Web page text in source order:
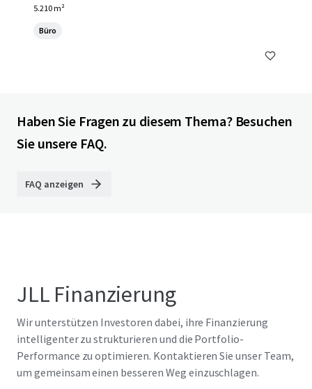
5.210 m²
Büro
Haben Sie Fragen zu diesem Thema? Besuchen
Sie unsere FAQ.
FAQ anzeigen
JLL Finanzierung
Wir unterstützen Investoren dabei, ihre Finanzierung
intelligenter zu strukturieren und die Portfolio-
Performance zu optimieren. Kontaktieren Sie unser Team,
um gemeinsam einen besseren Weg einzuschlagen.